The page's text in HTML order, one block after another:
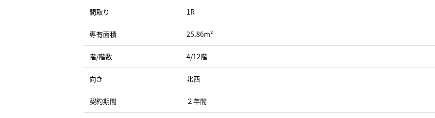
間取り 1R
専有面積 25.86m²
階/階数 4/12階
向き 北西
契約期間 ２年間